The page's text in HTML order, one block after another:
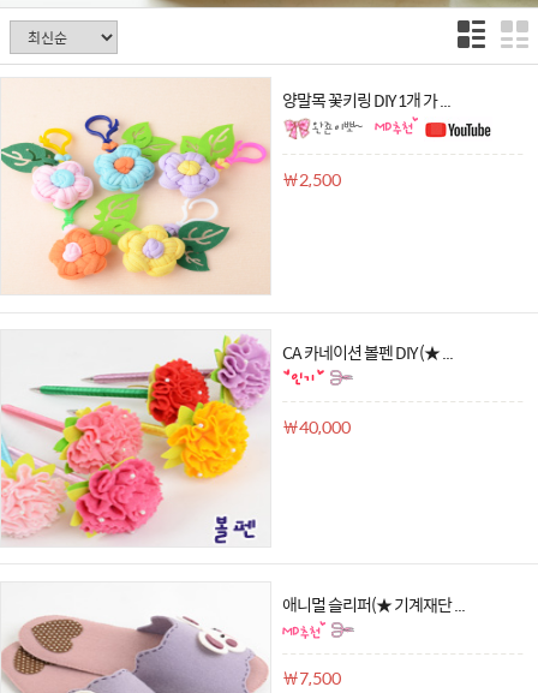
양말목 꽃키링 DIY 1개 가 ...
￦2,500
CA 카네이션 볼펜 DIY (★ ...
￦40,000
애니멀 슬리퍼(★ 기계재단 ...
￦7,500